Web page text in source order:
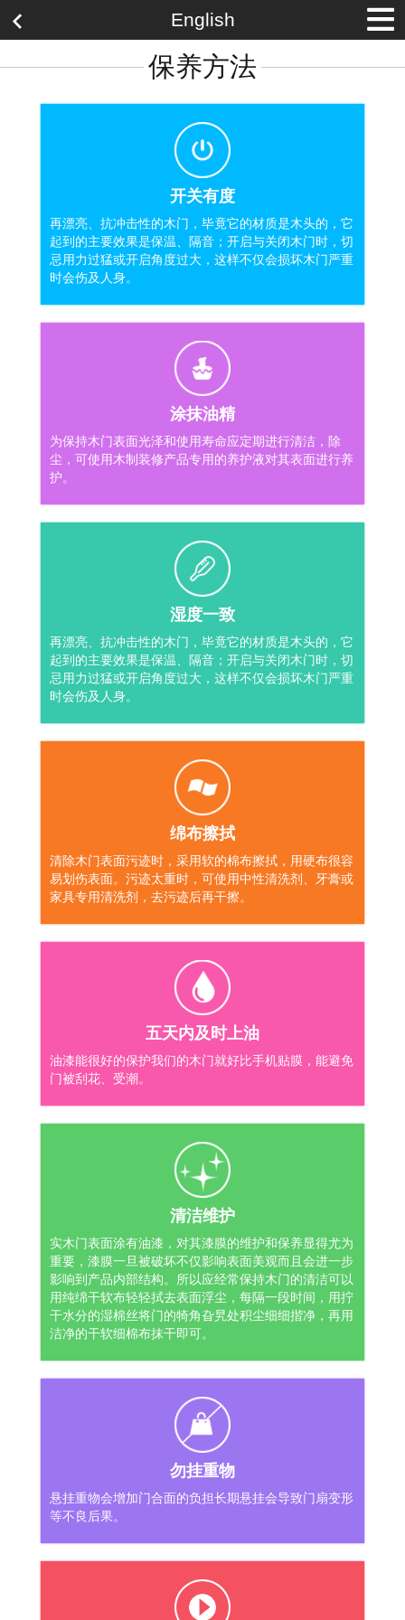
English
保养方法
开关有度
再漂亮、抗冲击性的木门，毕竟它的材质是木头的，它
起到的主要效果是保温、隔音；开启与关闭木门时，切
忌用力过猛或开启角度过大，这样不仅会损坏木门严重
时会伤及人身。
涂抹油精
为保持木门表面光泽和使用寿命应定期进行清洁，除
尘，可使用木制装修产品专用的养护液对其表面进行养
护。
湿度一致
再漂亮、抗冲击性的木门，毕竟它的材质是木头的，它
起到的主要效果是保温、隔音；开启与关闭木门时，切
忌用力过猛或开启角度过大，这样不仅会损坏木门严重
时会伤及人身。
绵布擦拭
清除木门表面污迹时，采用软的棉布擦拭，用硬布很容
易划伤表面。污迹太重时，可使用中性清洗剂、牙膏或
家具专用清洗剂，去污迹后再干擦。
五天内及时上油
油漆能很好的保护我们的木门就好比手机贴膜，能避免
门被刮花、受潮。
清洁维护
实木门表面涂有油漆，对其漆膜的维护和保养显得尤为
重要，漆膜一旦被破坏不仅影响表面美观而且会进一步
影响到产品内部结构。所以应经常保持木门的清洁可以
用纯绵干软布轻轻拭去表面浮尘，每隔一段时间，用拧
干水分的湿棉丝将门的犄角旮旯处积尘细细揩净，再用
洁净的干软细棉布抹干即可。
勿挂重物
悬挂重物会增加门合面的负担长期悬挂会导致门扇变形
等不良后果。